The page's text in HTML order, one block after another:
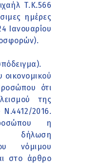
Τ.Κ.566
ημέρες
Ιανουαρίου
ότι
της
2016.
η
δήλωση
νόμιμου
στο άρθρο